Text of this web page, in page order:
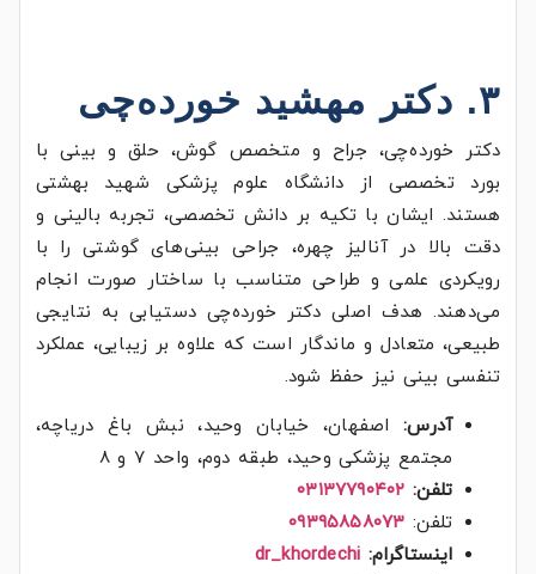
۳. دکتر مهشید خورده‌چی
دکتر خورده‌چی، جراح و متخصص گوش، حلق و بینی با
بورد تخصصی از دانشگاه علوم پزشکی شهید بهشتی
هستند. ایشان با تکیه بر دانش تخصصی، تجربه بالینی و
دقت بالا در آنالیز چهره، جراحی بینی‌های گوشتی را با
رویکردی علمی و طراحی متناسب با ساختار صورت انجام
می‌دهند. هدف اصلی دکتر خورده‌چی دستیابی به نتایجی
طبیعی، متعادل و ماندگار است که علاوه بر زیبایی، عملکرد
تنفسی بینی نیز حفظ شود.
آدرس:اصفهان، خیابان وحید، نبش باغ دریاچه،
مجتمع پزشکی وحید، طبقه دوم، واحد ۷ و ۸
تلفن: ۰۳۱۳۷۷۹۰۴۰۲
تلفن: ۰۹۳۹۵۸۵۸۰۷۳
اینستاگرام: dr_khordechi